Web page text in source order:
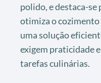
polido, e destaca-
otimiza o cozimento
uma solução
exigem praticidade
tarefas culinárias.